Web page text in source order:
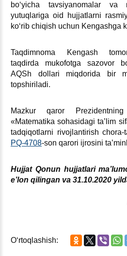
boʻyicha tavsiyanomalar va
yutuqlariga oid hujjatlarni
koʻrib chiqish uchun Kengashga
Taqdimnoma Kengash
taqdirda mukofotga sazovor
AQSh dollari miqdorida bir
topshiriladi.
Mazkur qaror
«Matematika sohasidagi ta’lim
tadqiqotlarni rivojlantirish chora-
PQ-4708-son qarori ijrosini
Hujjat Qonun hujjatlari
e’lon qilingan va 31.10.2020
Oʻrtoqlashish: